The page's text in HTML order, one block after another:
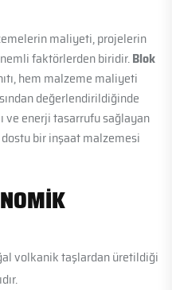
maliyeti, projelerin
faktörlerden biridir.Blok
hem malzeme maliyeti
değerlendirildiğinde
ve enerji tasarrufu sağlayan
bir inşaat malzemesi
volkanik taşlardan üretildiği